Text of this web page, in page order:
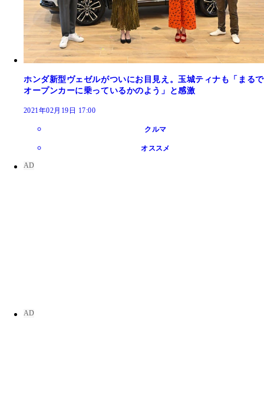
ホンダ新型ヴェゼルがついにお目見え。玉城ティナも「まるで
オープンカーに乗っているかのよう」と感激
2021年02月19日 17:00
クルマ
オススメ